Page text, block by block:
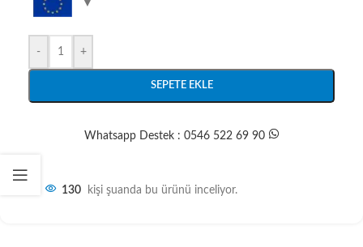
- +
SEPETE EKLE
Whatsapp Destek : 0546 522 69 90
130 kişi şuanda bu ürünü inceliyor.